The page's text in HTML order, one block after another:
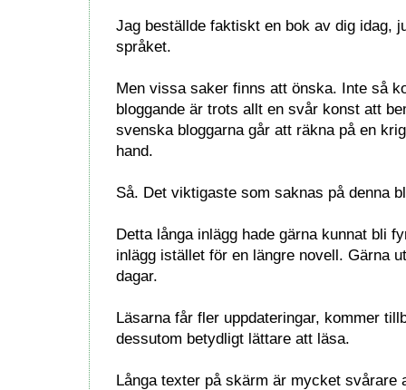
Jag beställde faktiskt en bok av dig idag,
språket.
Men vissa saker finns att önska. Inte så
bloggande är trots allt en svår konst att
svenska bloggarna går att räkna på en
hand.
Så. Det viktigaste som saknas på denna
Detta långa inlägg hade gärna kunnat bli
inlägg istället för en längre novell. Gärna
dagar.
Läsarna får fler uppdateringar, kommer
dessutom betydligt lättare att läsa.
Långa texter på skärm är mycket svårare